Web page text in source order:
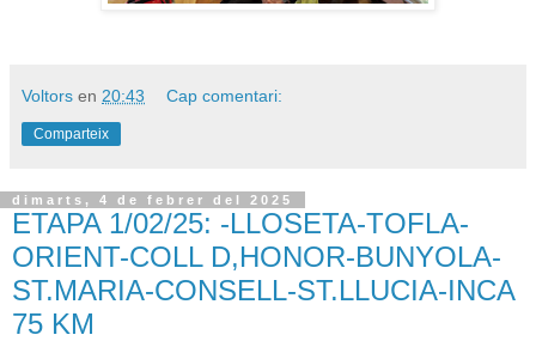
Voltors en 20:43 Cap comentari:
Comparteix
dimarts, 4 de febrer del 2025
ETAPA 1/02/25: -LLOSETA-TOFLA-
ORIENT-COLL D,HONOR-BUNYOLA-
ST.MARIA-CONSELL-ST.LLUCIA-INCA
75 KM